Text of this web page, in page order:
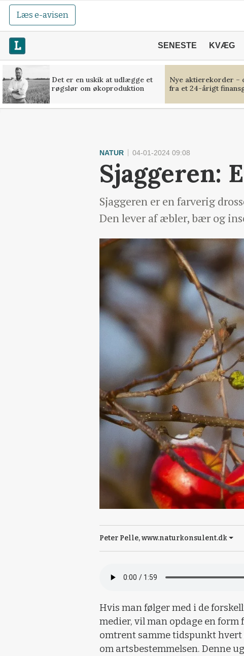
Læs e-avisen
SENESTE KVÆG
Det er en uskik at udlægge et
røgslør om økoproduktion
Nye aktierekorder –
fra et 24-årigt
NATUR 04-01-2024 09:08
Sjaggeren:
Sjaggeren er en farverig
Den lever af æbler, bær og
Peter Pelle, www.naturkonsulent.dk
Hvis man følger med i de
medier, vil man opdage en form
omtrent samme tidspunkt
om artsbestemmelsen. Denne